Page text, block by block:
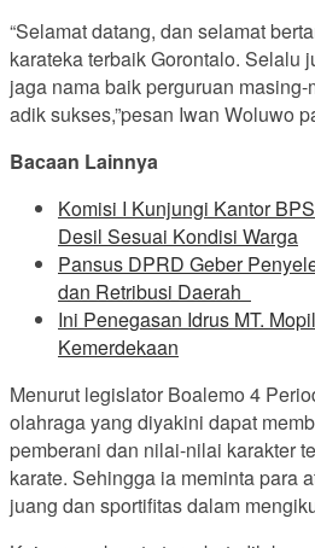
“Selamat datang, dan selamat
karateka terbaik Gorontalo. Selalu
jaga nama baik perguruan
adik sukses,”pesan Iwan Woluwo
Bacaan Lainnya
Komisi I Kunjungi Kantor
Desil Sesuai Kondisi Warga
Pansus DPRD Geber
dan Retribusi Daerah
Ini Penegasan Idrus MT.
Kemerdekaan
Menurut legislator Boalemo 4
olahraga yang diyakini dapat
pemberani dan nilai-nilai karakter
karate. Sehingga ia meminta para
juang dan sportifitas dalam